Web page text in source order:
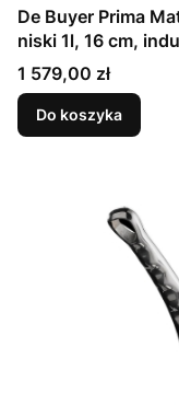
De Buyer Prima
niski 1l, 16 cm,
Cena
1 579,00 zł
Do koszyka